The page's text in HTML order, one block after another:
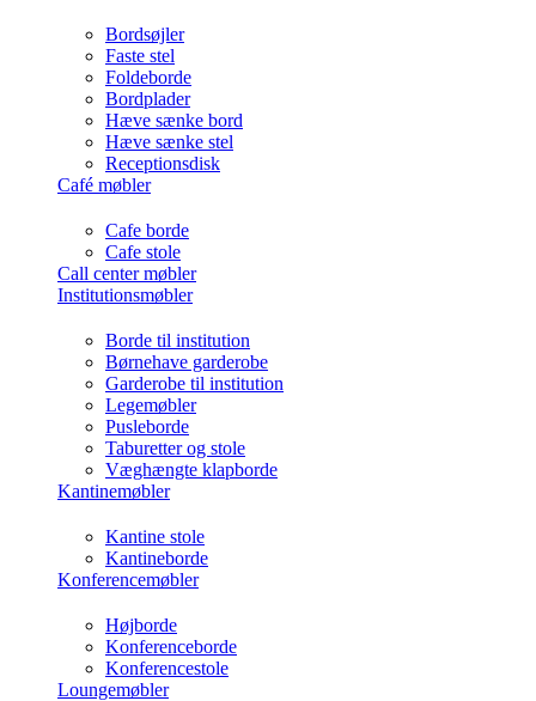
Bordsøjler
Faste stel
Foldeborde
Bordplader
Hæve sænke bord
Hæve sænke stel
Receptionsdisk
Café møbler
Cafe borde
Cafe stole
Call center møbler
Institutionsmøbler
Borde til institution
Børnehave garderobe
Garderobe til institution
Legemøbler
Pusleborde
Taburetter og stole
Væghængte klapborde
Kantinemøbler
Kantine stole
Kantineborde
Konferencemøbler
Højborde
Konferenceborde
Konferencestole
Loungemøbler